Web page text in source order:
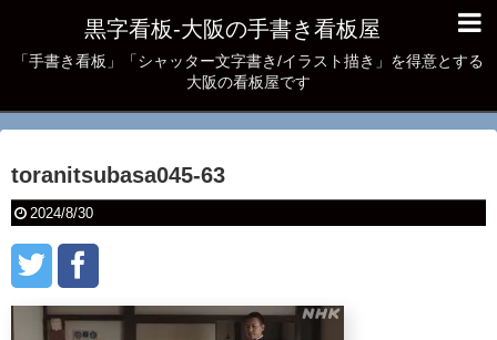
黒字看板‐大阪の手書き看板屋
「手書き看板」「シャッター文字書き/イラスト描き」を得意とする
大阪の看板屋です
toranitsubasa045-63
2024/8/30